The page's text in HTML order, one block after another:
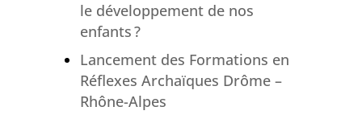
le développement de nos
enfants ?
Lancement des Formations en
Réflexes Archaïques Drôme –
Rhône-Alpes